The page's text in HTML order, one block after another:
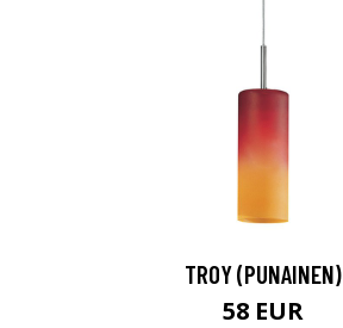
TROY (PUNAINEN)
58 EUR